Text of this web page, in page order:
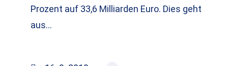
Prozent auf 33,6 Milliarden Euro. Dies geht
aus…